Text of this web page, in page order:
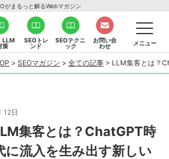
がまるっと解るWebマガジン
LLM
策
SEOトレ
ンド
SEOテクニ
ック
お問い合
わせ
メニュー
> SEOマガジン > 全ての記事 > LLM集客とは？
12日
集客とは？ChatGPT時
に流入を生み出す新しい